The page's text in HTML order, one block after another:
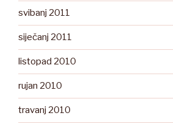
svibanj 2011
siječanj 2011
listopad 2010
rujan 2010
travanj 2010